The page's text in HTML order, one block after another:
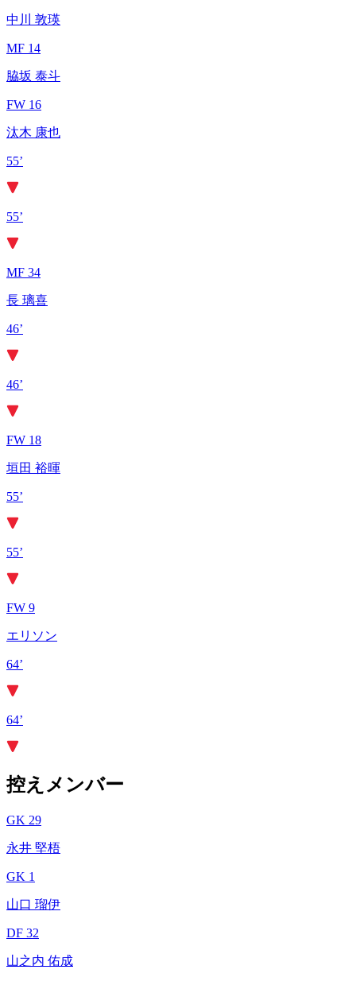
中川 敦瑛
MF 14
脇坂 泰斗
FW 16
汰木 康也
55’
55’
MF 34
長 璃喜
46’
46’
FW 18
垣田 裕暉
55’
55’
FW 9
エリソン
64’
64’
控えメンバー
GK 29
永井 堅梧
GK 1
山口 瑠伊
DF 32
山之内 佑成